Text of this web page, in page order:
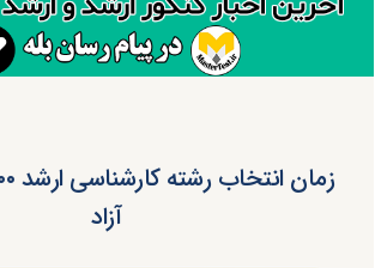
آزاد